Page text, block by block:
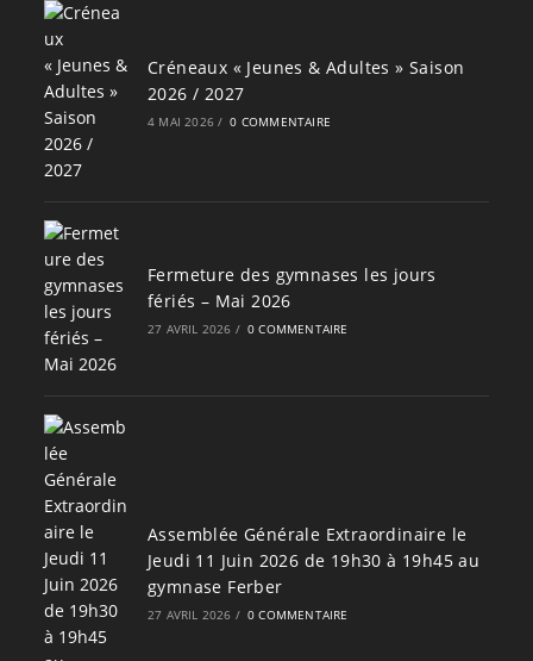
Créneaux « Jeunes & Adultes » Saison
2026 / 2027
4 MAI 2026 / 0 COMMENTAIRE
Fermeture des gymnases les jours
fériés – Mai 2026
27 AVRIL 2026 / 0 COMMENTAIRE
Assemblée Générale Extraordinaire le
Jeudi 11 Juin 2026 de 19h30 à 19h45 au
gymnase Ferber
27 AVRIL 2026 / 0 COMMENTAIRE